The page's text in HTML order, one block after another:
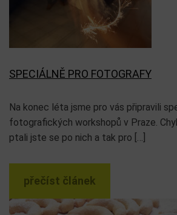
SPECIÁLNĚ PRO FOTOGRAFY
Na konec léta jsme pro vás připravili
fotografických workshopů v Praze.
ptali jste se po nich a tak pro […]
přečíst článek